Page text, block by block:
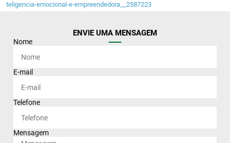
teligencia-emocional-e-empreendedora__2587223
ENVIE UMA MENSAGEM
Nome
E-mail
Telefone
Mensagem